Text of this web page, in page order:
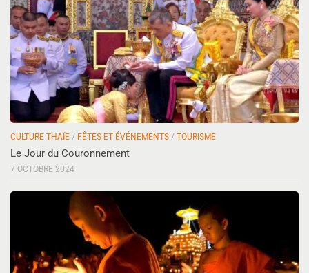
CULTURE THAÏE / FÊTES ET ÉVÉNEMENTS / TOURISME
Le Jour du Couronnement
7 OCTOBRE 2024